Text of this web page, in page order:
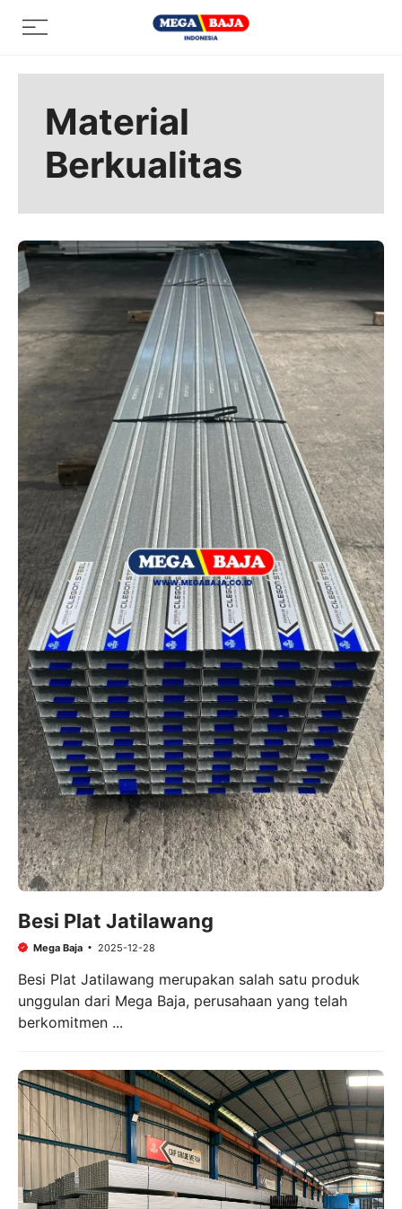
Menu
Material
Berkualitas
Besi Plat Jatilawang
Mega Baja 2025-12-28
Besi Plat Jatilawang merupakan salah satu produk
unggulan dari Mega Baja, perusahaan yang telah
berkomitmen ...